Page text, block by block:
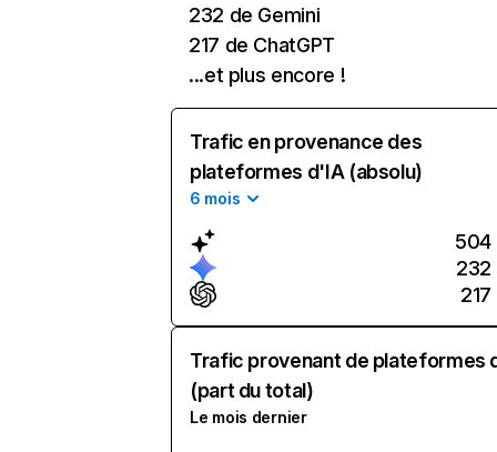
232 de Gemini
217 de ChatGPT
...et plus encore !
Trafic en provenance des
plateformes d'IA (absolu)
6 mois
504
232
217
Trafic provenant de plateformes
(part du total)
Le mois dernier